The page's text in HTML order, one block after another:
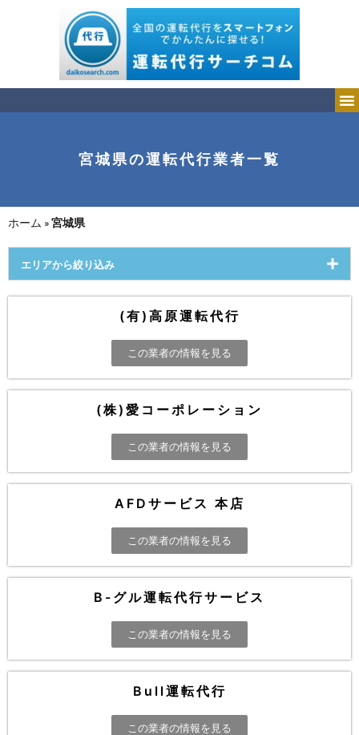
宮城県の運転代行業者一覧
ホーム »宮城県
エリアから絞り込み
(有)高原運転代行
この業者の情報を見る
(株)愛コーポレーション
この業者の情報を見る
AFDサービス 本店
この業者の情報を見る
B-グル運転代行サービス
この業者の情報を見る
Bull運転代行
この業者の情報を見る